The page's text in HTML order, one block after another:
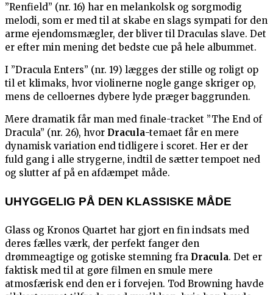
”Renfield” (nr. 16) har en melankolsk og sorgmodig
melodi, som er med til at skabe en slags sympati for den
arme ejendomsmægler, der bliver til Draculas slave. Det
er efter min mening det bedste cue på hele albummet.
I ”Dracula Enters” (nr. 19) lægges der stille og roligt op
til et klimaks, hvor violinerne nogle gange skriger op,
mens de celloernes dybere lyde præger baggrunden.
Mere dramatik får man med finale-tracket ”The End of
Dracula” (nr. 26), hvor Dracula-temaet får en mere
dynamisk variation end tidligere i scoret. Her er der
fuld gang i alle strygerne, indtil de sætter tempoet ned
og slutter af på en afdæmpet måde.
UHYGGELIG PÅ DEN KLASSISKE MÅDE
Glass og Kronos Quartet har gjort en fin indsats med
deres fælles værk, der perfekt fanger den
drømmeagtige og gotiske stemning fra Dracula. Det er
faktisk med til at gøre filmen en smule mere
atmosfærisk end den er i forvejen. Tod Browning havde